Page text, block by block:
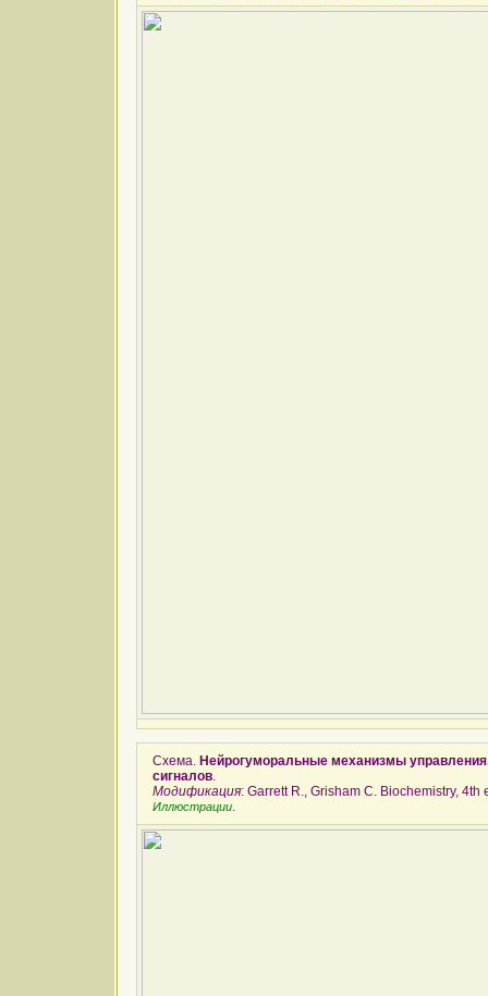
Схема. Нейрогуморальные механизмы
сигналов.
Модификация: Garrett R., Grisham C. Biochemistry,
Иллюстрации.